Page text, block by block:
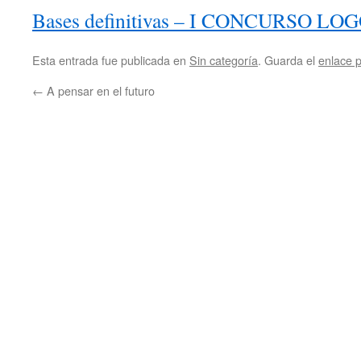
Bases definitivas – I CONCURSO
Esta entrada fue publicada en Sin categoría. Guarda el enlace
← A pensar en el futuro